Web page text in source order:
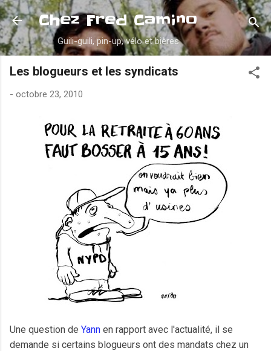
Accéder au contenu principal
Chez Fred Camino
Guili-guili, pin-up, vélo et bières
Les blogueurs et les syndicats
- octobre 23, 2010
Une question de Yann en rapport avec l'actualité, il se
demande si certains blogueurs ont des mandats chez un